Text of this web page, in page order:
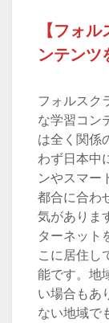
【フォ
ンテンツ
フォルスク
な学習コン
は全く関係
わず日本中
ンやスマー
都合に合わ
気がありま
ターネット
こに居住し
能です。地
い場合もあ
ない地域で